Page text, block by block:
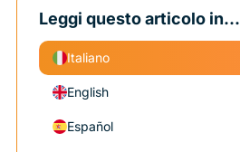
Leggi questo articolo in...
Italiano
English
Español